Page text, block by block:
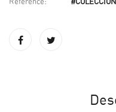
Reference: